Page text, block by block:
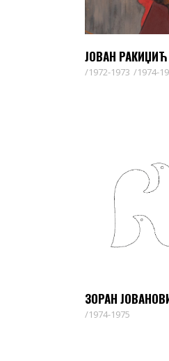
ЈОВАН РАКИЏИЋ
1972-1973 1974-
ЗОРАН
1974-1975